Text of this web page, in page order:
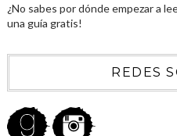
¿No sabes por dónde empezar a
una guía gratis!
REDES